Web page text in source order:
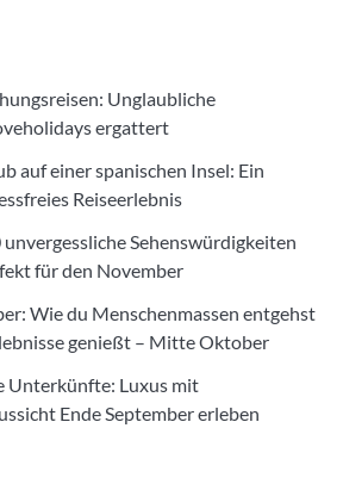
Unglaubliche
ergattert
auf einer spanischen Insel: Ein
Reiseerlebnis
Sehenswürdigkeiten
für den November
Wie du Menschenmassen entgehst
genießt – Mitte Oktober
Unterkünfte: Luxus mit
Ende September erleben